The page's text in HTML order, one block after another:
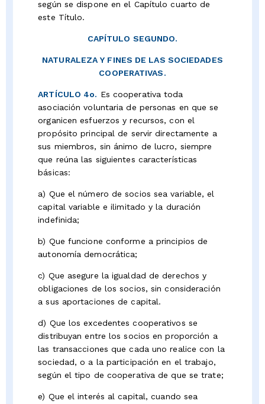
según se dispone en el Capítulo cuarto de
este Título.
CAPÍTULO SEGUNDO.
NATURALEZA Y FINES DE LAS SOCIEDADES
COOPERATIVAS.
ARTÍCULO 4o. Es cooperativa toda
asociación voluntaria de personas en que se
organicen esfuerzos y recursos, con el
propósito principal de servir directamente a
sus miembros, sin ánimo de lucro, siempre
que reúna las siguientes características
básicas:
a) Que el número de socios sea variable, el
capital variable e ilimitado y la duración
indefinida;
b) Que funcione conforme a principios de
autonomía democrática;
c) Que asegure la igualdad de derechos y
obligaciones de los socios, sin consideración
a sus aportaciones de capital.
d) Que los excedentes cooperativos se
distribuyan entre los socios en proporción a
las transacciones que cada uno realice con la
sociedad, o a la participación en el trabajo,
según el tipo de cooperativa de que se trate;
e) Que el interés al capital, cuando sea